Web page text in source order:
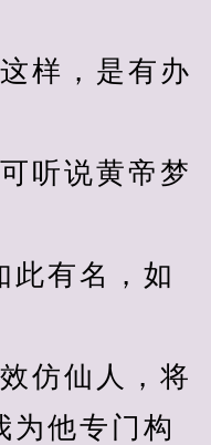
样，是有办
听说黄帝梦
有名，如
仿仙人，将
为他专门构